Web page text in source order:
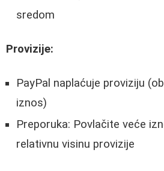
sredom
Provizije:
PayPal naplaćuje proviziju
iznos)
Preporuka: Povlačite veće
relativnu visinu provizije